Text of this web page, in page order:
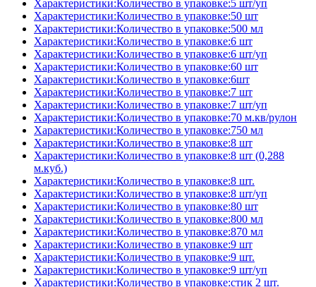
Характеристики:Количество в упаковке:5 шт/уп
Характеристики:Количество в упаковке:50 шт
Характеристики:Количество в упаковке:500 мл
Характеристики:Количество в упаковке:6 шт
Характеристики:Количество в упаковке:6 шт/уп
Характеристики:Количество в упаковке:60 шт
Характеристики:Количество в упаковке:6шт
Характеристики:Количество в упаковке:7 шт
Характеристики:Количество в упаковке:7 шт/уп
Характеристики:Количество в упаковке:70 м.кв/рулон
Характеристики:Количество в упаковке:750 мл
Характеристики:Количество в упаковке:8 шт
Характеристики:Количество в упаковке:8 шт (0,288
м.куб.)
Характеристики:Количество в упаковке:8 шт.
Характеристики:Количество в упаковке:8 шт/уп
Характеристики:Количество в упаковке:80 шт
Характеристики:Количество в упаковке:800 мл
Характеристики:Количество в упаковке:870 мл
Характеристики:Количество в упаковке:9 шт
Характеристики:Количество в упаковке:9 шт.
Характеристики:Количество в упаковке:9 шт/уп
Характеристики:Количество в упаковке:стик 2 шт.